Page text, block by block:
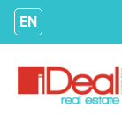
Omitir
EN